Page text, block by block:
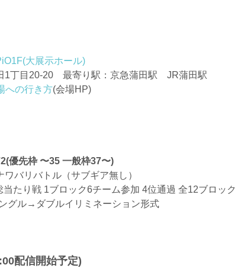
大展示ホール)
1丁目20-20 最寄り駅：京急蒲田駅 JR蒲田駅
への行き方(会場HP)
優先枠 〜35 一般枠37〜)
バリバトル（サブギア無し）
たり戦 1ブロック6チーム参加 4位通過 全12ブロック
グル→ダブルイリミネーション形式
配信開始予定)